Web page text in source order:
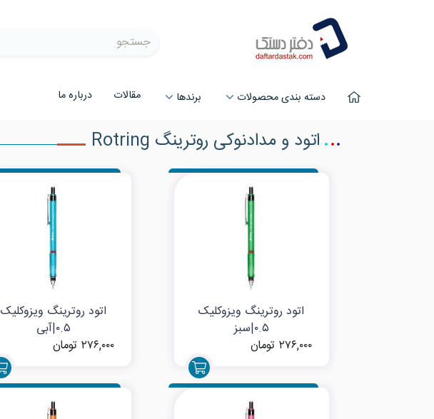
جستجو
دسته بندی محصولات برند‌ها مقالات درباره ما
اتود و مدادنوکی روترینگ Rotring
اتود روترینگ ویزوکلیک
۰.۵|سبز
۲۷۶,۰۰۰ تومان
اتود روترینگ ویزوکلیک
۰.۵|آبی
۲۷۶,۰۰۰ تومان